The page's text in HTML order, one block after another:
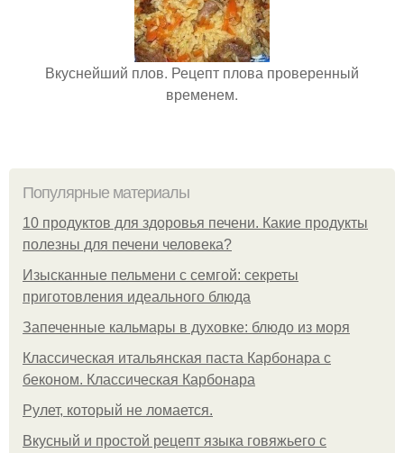
Вкуснейший плов. Рецепт плова проверенный
временем.
Популярные материалы
10 продуктов для здоровья печени. Какие продукты
полезны для печени человека?
Изысканные пельмени с семгой: секреты
приготовления идеального блюда
Запеченные кальмары в духовке: блюдо из моря
Классическая итальянская паста Карбонара с
беконом. Классическая Карбонара
Рулет, который не ломается.
Вкусный и простой рецепт языка говяжьего с